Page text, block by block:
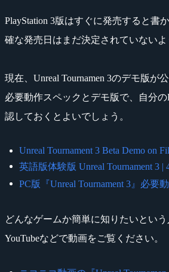
PlayStation 3版はすぐに発売すると書
確な発売日はまだ決定されていないよ
現在、Unreal Tournamen 3のデモ版が
必要動作スペックとデモ版で、自分
認しておくとよいでしょう。
Unreal Tournament 3 Beta Demo on
英語版体験版 Unreal Tournament 3 |
PC版『Unreal Tournament 3』必要
どんなゲームか簡単に知りたいとい
YouTubeなどで動画をご覧ください。